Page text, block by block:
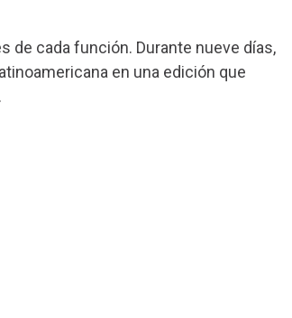
de cada función. Durante nueve días,
en una edición que